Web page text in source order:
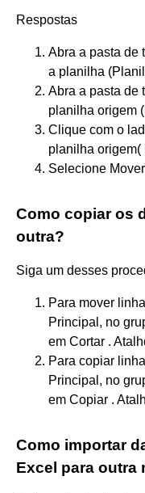
Respostas
Abra a pasta de
a planilha
Abra a pasta de
planilha origem
Clique com o
planilha
Selecione
Como copiar os
outra?
Siga um desses
Para mover
Principal, no
em Cortar .
Para copiar
Principal, no
em Copiar .
Como importar
Excel para outra